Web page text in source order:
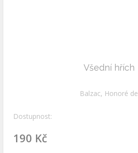
Všední hřích
Balzac, Honoré de
Dostupnost:
190 Kč